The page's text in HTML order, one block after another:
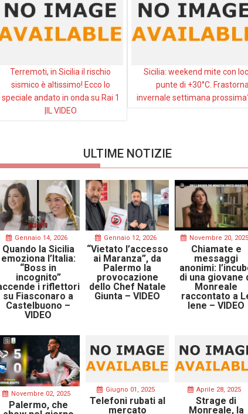
Terremoti, in Sicilia il rischio
sismico è altissimo! Ecco lo
speciale andato in onda su Rai 1
|IL VIDEO
Sicilia: weekend mite con
punte di +30°C.
invernale settimana
ULTIME NOTIZIE
Gennaio 14, 2026
Quando la Sicilia
emoziona l’Italia:
“Boss in
incognito”
i riflettori
su Fiasconaro a
Castelbuono –
VIDEO
Gennaio 12, 2026
“Vietato l’accesso
ai Maranza”, da
Palermo la
provocazione
dello Chef Natale
Giunta – VIDEO
Novembre 20, 2025
Chiamate e
messaggi
anonimi:
di una giovane
Monreale
raccontato a
Iene – VIDEO
Novembre 02, 2025
Palermo, che
Giugno 01, 2025
Telefoni rubati al
mercato
Aprile 28, 2025
Strage di
Monreale, la